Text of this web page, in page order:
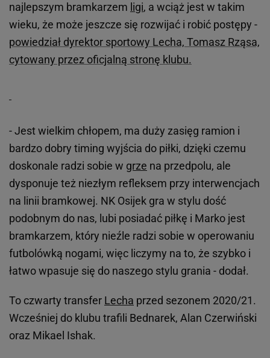
najlepszym bramkarzem ligi, a wciąż jest w takim
wieku, że może jeszcze się rozwijać i robić postępy -
powiedział dyrektor sportowy Lecha, Tomasz Rząsa,
cytowany przez oficjalną stronę klubu.
- Jest wielkim chłopem, ma duży zasięg ramion i
bardzo dobry timing wyjścia do piłki, dzięki czemu
doskonale radzi sobie w grze na przedpolu, ale
dysponuje też niezłym refleksem przy interwencjach
na linii bramkowej. NK Osijek gra w stylu dość
podobnym do nas, lubi posiadać piłkę i Marko jest
bramkarzem, który nieźle radzi sobie w operowaniu
futbolówką nogami, więc liczymy na to, że szybko i
łatwo wpasuje się do naszego stylu grania - dodał.
To czwarty transfer Lecha przed sezonem 2020/21.
Wcześniej do klubu trafili Bednarek, Alan Czerwiński
oraz Mikael Ishak.